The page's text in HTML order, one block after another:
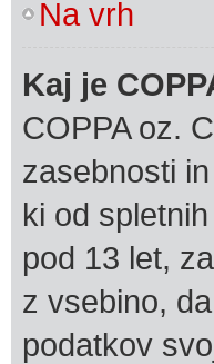
Na vrh
Kaj je
COPPA oz.
zasebnosti
ki od
pod 13 let,
z vsebino,
podatkov